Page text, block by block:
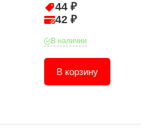
44 ₽
42 ₽
В наличии
В корзину